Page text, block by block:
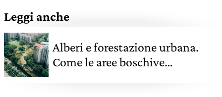
Leggi anche
Alberi e forestazione urbana.
Come le aree boschive